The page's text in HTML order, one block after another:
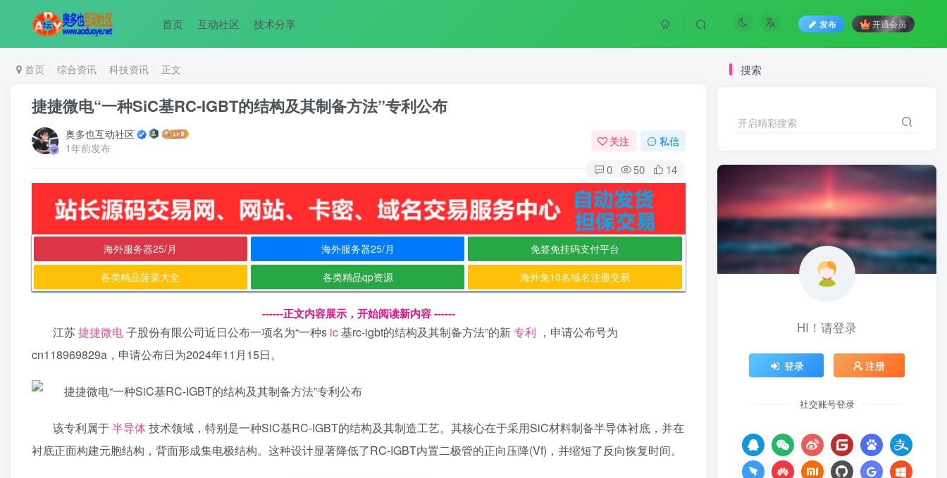
首页 互动社区 技术分享 发布 开通会员
首页 综合资讯 科技资讯 正文
捷捷微电“一种SiC基RC-IGBT的结构及其制备方法”专利公布
奥多也互动社区
1年前发布
关注 私信
0 50 14
海外服务器25/月 海外服务器25/月 免签免挂码支付平台
各类精品菠菜大全 各类精品qp资源 海外免10名域名注册交易
------正文内容展示，开始阅读新内容 ------
江苏捷捷微电子股份有限公司近日公布一项名为“一种s ic基rc-igbt的结构及其制备方法”的新专利 ，申请公布号为
cn118969829a，申请公布日为2024年11月15日。
该专利属于半导体技术领域，特别是一种SiC基RC-IGBT的结构及其制造工艺。其核心在于采用SiC材料制备半导体衬底，并在
衬底正面构建元胞结构，背面形成集电极结构。这种设计显著降低了RC-IGBT内置二极管的正向压降(Vf)，并缩短了反向恢复时间。
搜索
开启精彩搜索
HI！请登录
登录 注册
社交账号登录